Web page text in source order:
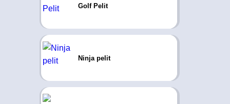
Golf Pelit
Ninja pelit